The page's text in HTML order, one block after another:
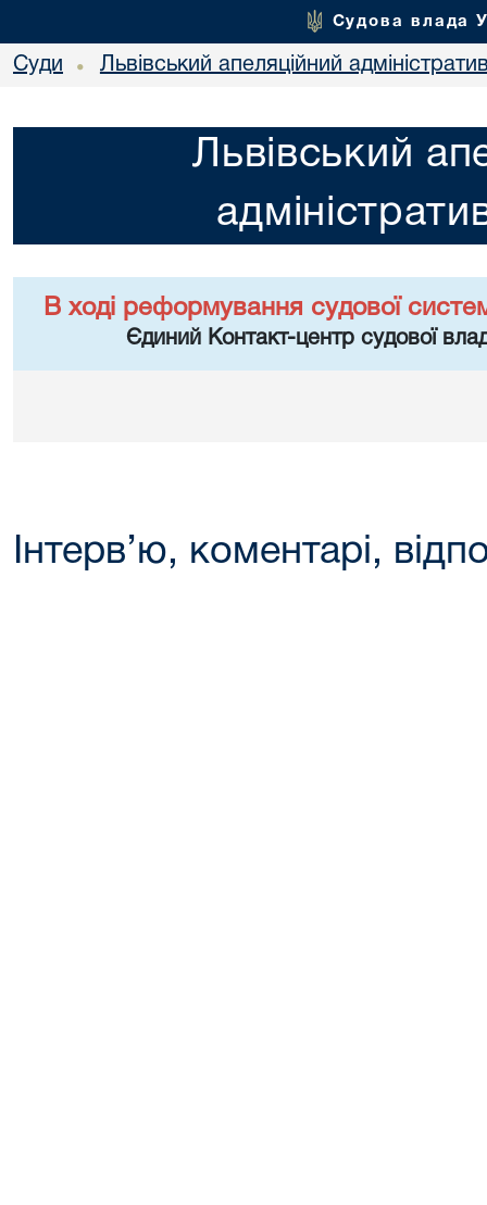
Судова влада
Суди • Львівський апеляційний
Львівський
В ході реформування судової
Єдиний Контакт-центр судової
Інтерв’ю, коментарі,